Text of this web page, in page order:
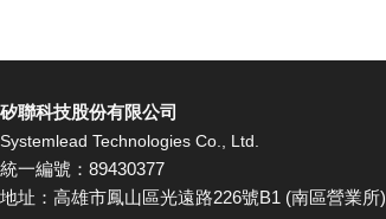
矽聯科技股份有限公司
Systemlead Technologies Co., Ltd.
統一編號：89430377
地址：高雄市鳳山區光遠路226號B1 (南區營業所)